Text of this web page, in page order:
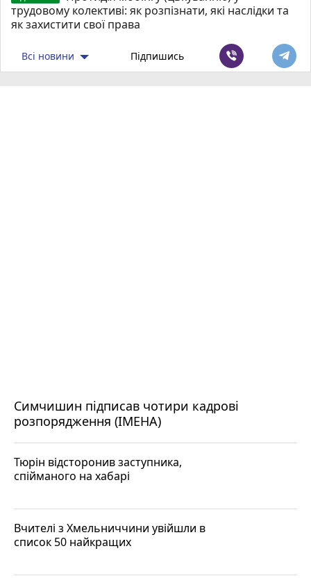
трудовому колективі: як розпізнати, які наслідки та
як захистити свої права
Всі новини Підпишись
Симчишин підписав чотири кадрові
розпорядження (ІМЕНА)
Тюрін відсторонив заступника,
спійманого на хабарі
Вчителі з Хмельниччини увійшли в
список 50 найкращих